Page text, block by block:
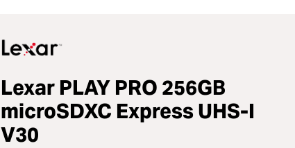
Lexar PLAY PRO 256GB
microSDXC Express UHS-I
V30